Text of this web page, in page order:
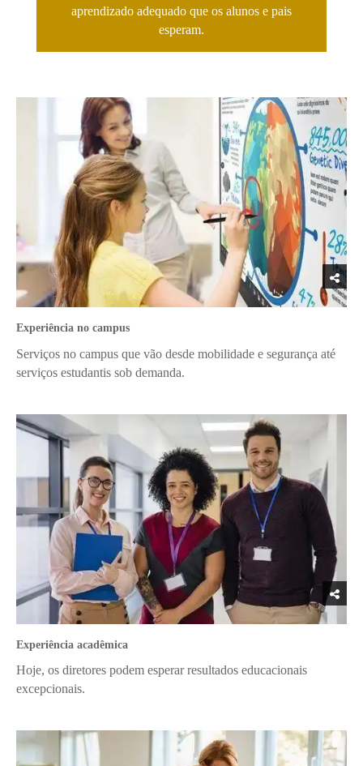
aprendizado adequado que os alunos e pais
esperam.
Experiência no campus
Serviços no campus que vão desde mobilidade e segurança até
serviços estudantis sob demanda.
Experiência acadêmica
Hoje, os diretores podem esperar resultados educacionais
excepcionais.